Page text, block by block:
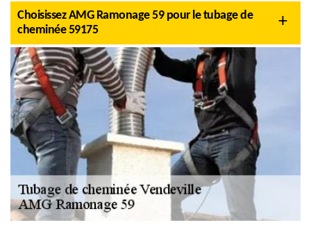
Choisissez AMG Ramonage 59 pour le tubage de
cheminée 59175